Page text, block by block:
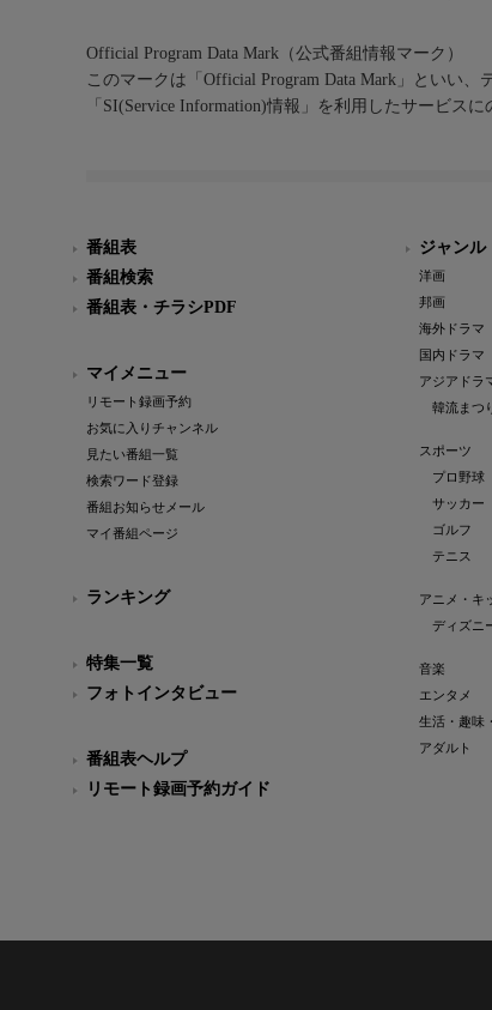
Official Program Data Mark（公式番組情報マーク）
このマークは「Official Program Data Mark」といい、
「SI(Service Information)情報」を利用したサービス
番組表
番組検索
番組表・チラシPDF
マイメニュー
リモート録画予約
お気に入りチャンネル
見たい番組一覧
検索ワード登録
番組お知らせメール
マイ番組ページ
ランキング
特集一覧
フォトインタビュー
番組表ヘルプ
リモート録画予約ガイド
ジャンル
洋画
邦画
海外ドラマ
国内ドラマ
アジアドラ
韓流まつり
スポーツ
プロ野球
サッカー
ゴルフ
テニス
アニメ・キ
ディズニ
音楽
エンタメ
生活・趣味
アダルト